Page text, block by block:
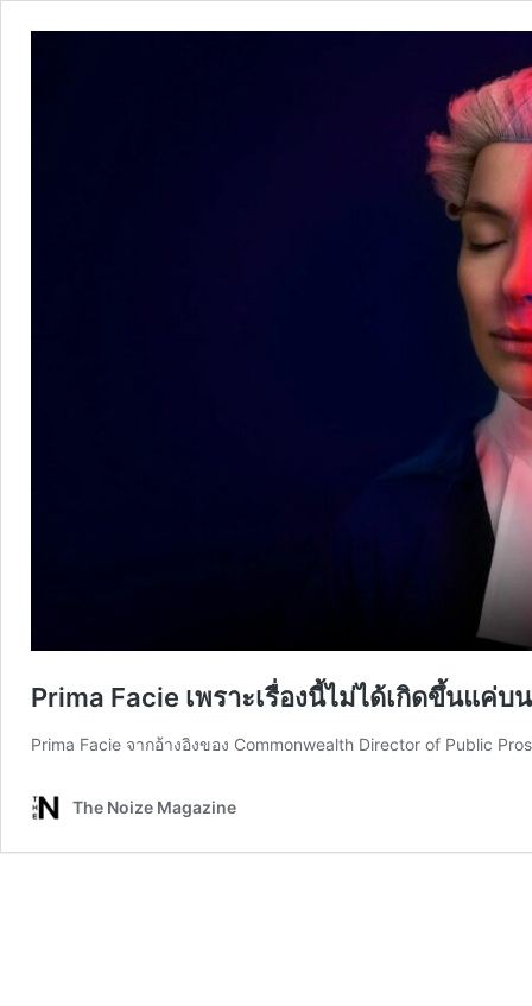
Prima Facie เพราะเรื่องนี้ไม่ได้เกิดขึ้นแค่บ
Prima Facie จากอ้างอิงของ Commonwealth Director of Public
The Noize Magazine